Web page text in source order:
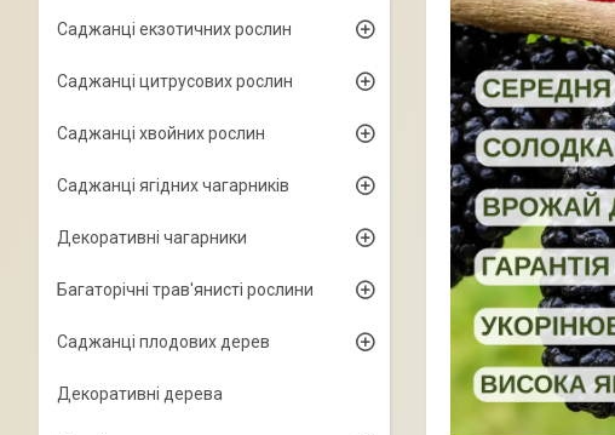
Саджанці екзотичних рослин
Саджанці цитрусових рослин
Саджанці хвойних рослин
Саджанці ягідних чагарників
Декоративні чагарники
Багаторічні трав'янисті рослини
Саджанці плодових дерев
Декоративні дерева